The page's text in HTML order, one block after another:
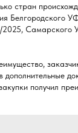
стран
Белгородского
Самарского
дополнительные
получил